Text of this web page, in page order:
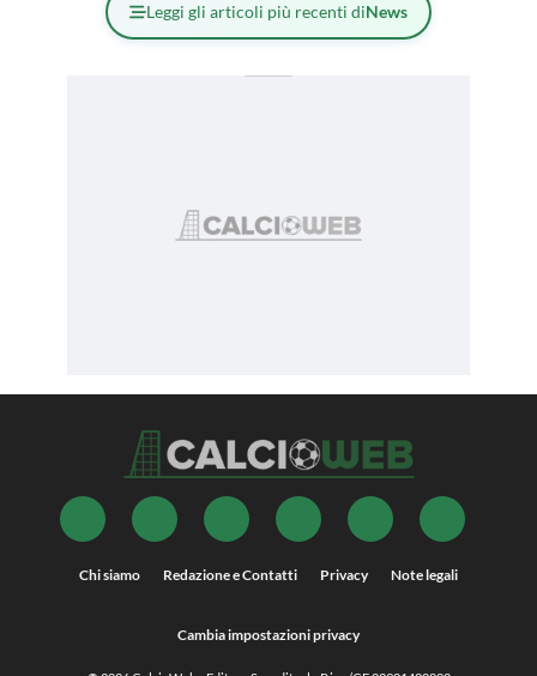
Leggi gli articoli più recenti diNews
Chi siamo Redazione e Contatti Privacy Note legali
Cambia impostazioni privacy